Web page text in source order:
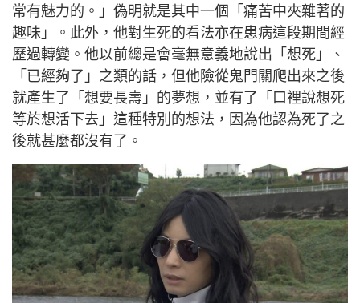
常有魅力的。」偽明就是其中一個「痛苦中夾雜著的
趣味」。此外，他對生死的看法亦在患病這段期間經
歷過轉變。他以前總是會毫無意義地說出「想死」、
「已經夠了」之類的話，但他險從鬼門關爬出來之後
就產生了「想要長壽」的夢想，並有了「口裡說想死
等於想活下去」這種特別的想法，因為他認為死了之
後就甚麼都沒有了。